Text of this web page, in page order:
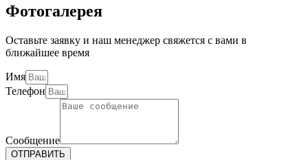
Фотогалерея
Оставьте заявку и наш менеджер свяжется с вами в
ближайшее время
Имя
Телефон
Сообщение
ОТПРАВИТЬ